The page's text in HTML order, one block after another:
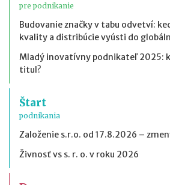
pre podnikanie
Budovanie značky v tabu odvetví:
kvality a distribúcie vyústi do
Mladý inovatívny podnikateľ 2025:
titul?
Štart
podnikania
Založenie s.r.o. od 17.8.2026 –
Živnosť vs s. r. o. v roku 2026